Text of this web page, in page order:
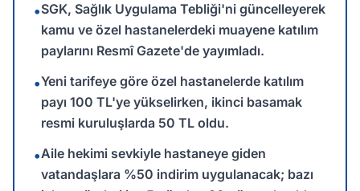
•SGK, Sağlık Uygulama Tebliği'ni güncelleyerek
kamu ve özel hastanelerdeki muayene katılım
paylarını Resmî Gazete'de yayımladı.
•Yeni tarifeye göre özel hastanelerde katılım
payı 100 TL'ye yükselirken, ikinci basamak
resmi kuruluşlarda 50 TL oldu.
•Aile hekimi sevkiyle hastaneye giden
vatandaşlara %50 indirim uygulanacak; bazı